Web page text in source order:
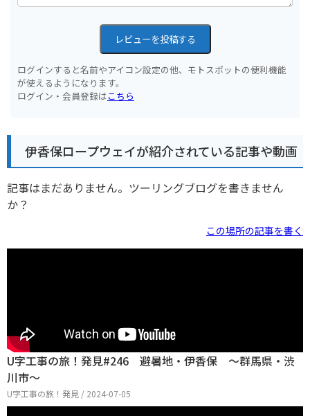
レビューを投稿する
ログインすると名前やアイコン設定の他、モトスポットの便利機能
が使えるようになります。
ログイン・会員登録はこちら
伊香保ロープウェイが紹介されている記事や動画
記事はまだありません。ツーリングブログを書きません
か？
この場所の記事を書く
U字工事の旅！発見#246 避暑地・伊香保 ～群馬県・渋
川市～
U字工事の旅！発見 / 2024-07-05